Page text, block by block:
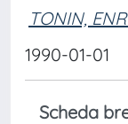
TONIN,
1990-01-01
Scheda